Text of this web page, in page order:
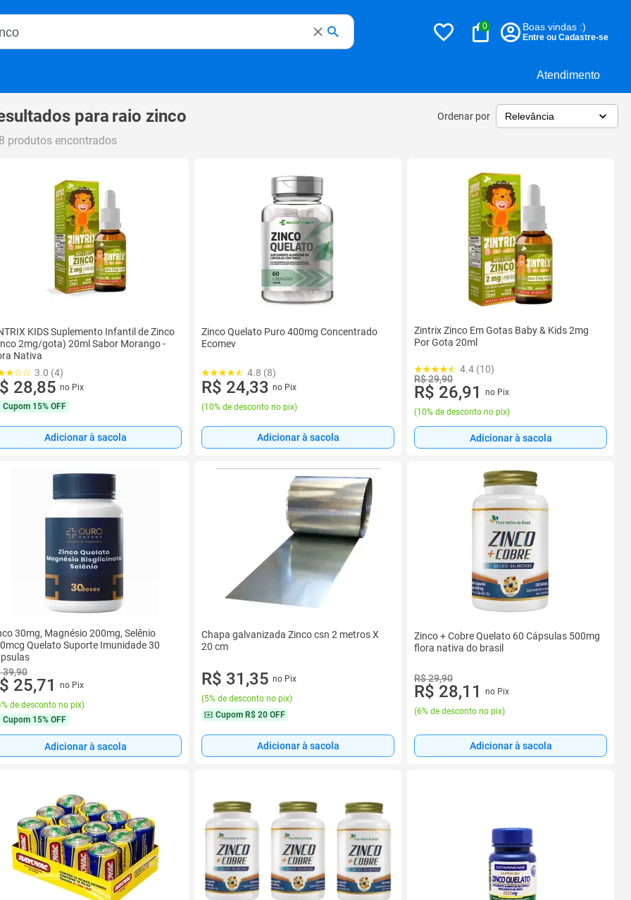
Atendimento
Magalu
0 Boas vindas :)
Entre ou Cadastre-se
para raio zinco Ordenar por
produtos encontrados
KIDS Suplemento Infantil de Zinco
2mg/gota) 20ml Sabor Morango -
Nativa
3.0 (4)
28,85 no Pix
Cupom 15% OFF
Adicionar à sacola
Zinco Quelato Puro 400mg Concentrado
Ecomev
4.8 (8)
R$ 24,33 no Pix
(10% de desconto no pix)
Adicionar à sacola
Zintrix Zinco Em Gotas Baby & Kids 2mg
Por Gota 20ml
4.4 (10)
R$ 29,90
R$ 26,91
no Pix
(10% de desconto no pix)
Adicionar à sacola
30mg, Magnésio 200mg, Selênio
Quelato Suporte Imunidade 30
39,90
25,71
no Pix
de desconto no pix)
Cupom 15% OFF
Adicionar à sacola
Chapa galvanizada Zinco csn 2 metros X
20 cm
R$ 31,35 no Pix
(5% de desconto no pix)
Cupom R$ 20 OFF
Adicionar à sacola
Zinco + Cobre Quelato 60 Cápsulas 500mg
flora nativa do brasil
R$ 29,90
R$ 28,11
no Pix
(6% de desconto no pix)
Adicionar à sacola